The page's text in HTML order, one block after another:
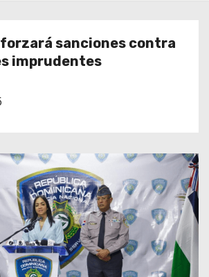
sanciones contra
imprudentes